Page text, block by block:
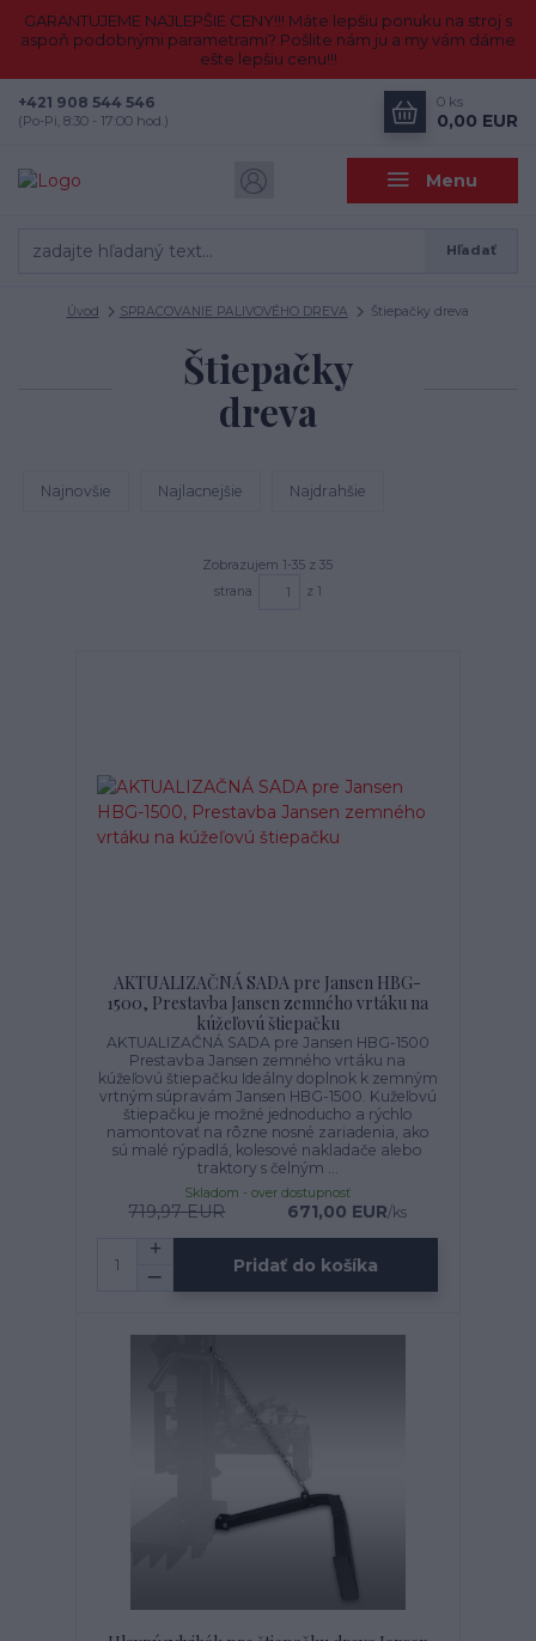
GARANTUJEME NAJLEPŠIE CENY!!! Máte lepšiu ponuku na stroj s
aspoň podobnými parametrami? Pošlite nám ju a my vám dáme
ešte lepšiu cenu!!!
Menu
Hľadať
+421 908 544 546
(Po-Pi, 8:30 - 17:00 hod.)
0 ks
0,00 EUR
Úvod SPRACOVANIE PALIVOVÉHO DREVA Štiepačky dreva
Štiepačky
dreva
Najnovšie Najlacnejšie Najdrahšie
Zobrazujem 1-35 z 35
strana
z 1
AKTUALIZAČNÁ SADA pre Jansen HBG-
1500, Prestavba Jansen zemného vrtáku na
kúžeľovú štiepačku
AKTUALIZAČNÁ SADA pre Jansen HBG-1500
Prestavba Jansen zemného vrtáku na
kúžeľovú štiepačku Ideálny doplnok k zemným
vrtným súpravám Jansen HBG-1500. Kužeľovú
štiepačku je možné jednoducho a rýchlo
namontovať na rôzne nosné zariadenia, ako
sú malé rýpadlá, kolesové nakladače alebo
traktory s čelným ...
719,97 EUR 671,00 EUR/ks
Skladom - over dostupnosť
Pridať do košíka